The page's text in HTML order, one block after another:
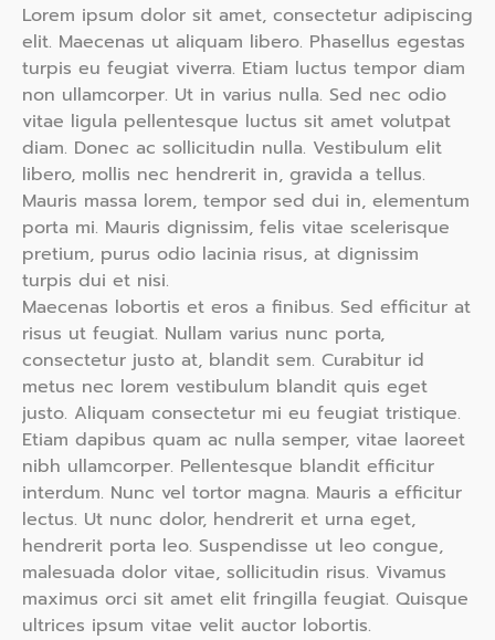
Lorem ipsum dolor sit amet, consectetur adipiscing
elit. Maecenas ut aliquam libero. Phasellus egestas
turpis eu feugiat viverra. Etiam luctus tempor diam
non ullamcorper. Ut in varius nulla. Sed nec odio
vitae ligula pellentesque luctus sit amet volutpat
diam. Donec ac sollicitudin nulla. Vestibulum elit
libero, mollis nec hendrerit in, gravida a tellus.
Mauris massa lorem, tempor sed dui in, elementum
porta mi. Mauris dignissim, felis vitae scelerisque
pretium, purus odio lacinia risus, at dignissim
turpis dui et nisi.
Maecenas lobortis et eros a finibus. Sed efficitur at
risus ut feugiat. Nullam varius nunc porta,
consectetur justo at, blandit sem. Curabitur id
metus nec lorem vestibulum blandit quis eget
justo. Aliquam consectetur mi eu feugiat tristique.
Etiam dapibus quam ac nulla semper, vitae laoreet
nibh ullamcorper. Pellentesque blandit efficitur
interdum. Nunc vel tortor magna. Mauris a efficitur
lectus. Ut nunc dolor, hendrerit et urna eget,
hendrerit porta leo. Suspendisse ut leo congue,
malesuada dolor vitae, sollicitudin risus. Vivamus
maximus orci sit amet elit fringilla feugiat. Quisque
ultrices ipsum vitae velit auctor lobortis.